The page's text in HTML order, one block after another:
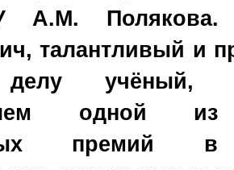
А.М. Полякова.
талантливый и
учёный,
одной
премий